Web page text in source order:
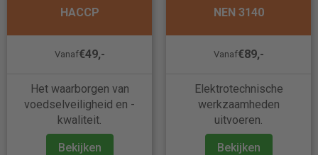
HACCP
Vanaf€49,-
Het waarborgen van
voedselveiligheid en -
kwaliteit.
Bekijken
NEN 3140
Vanaf€89,-
Elektrotechnische
werkzaamheden
uitvoeren.
Bekijken